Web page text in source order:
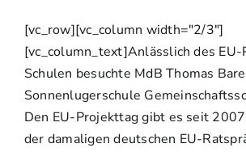
[vc_row][vc_column width="2/3"]
[vc_column_text]Anlässlich des
Schulen besuchte MdB Thomas
Sonnenlugerschule
Den EU-Projekttag gibt es seit
der damaligen deutschen EU-